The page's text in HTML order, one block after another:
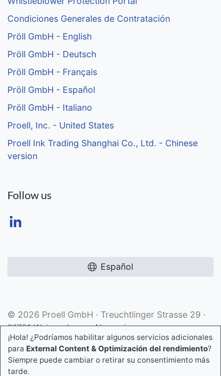
Condiciones Generales de Contratación
Pröll GmbH - English
Pröll GmbH - Deutsch
Pröll GmbH - Français
Pröll GmbH - Español
Pröll GmbH - Italiano
Proell, Inc. - United States
Proell Ink Trading Shanghai Co., Ltd. - Chinese
version
Follow us
Español
© 2026 Proell GmbH · Treuchtlinger Strasse 29 ·
91781 Weissenburg · Alemania
¡Hola! ¿Podríamos habilitar algunos servicios adicionales
para External Content & Optimización del rendimiento?
Siempre puede cambiar o retirar su consentimiento más
tarde.